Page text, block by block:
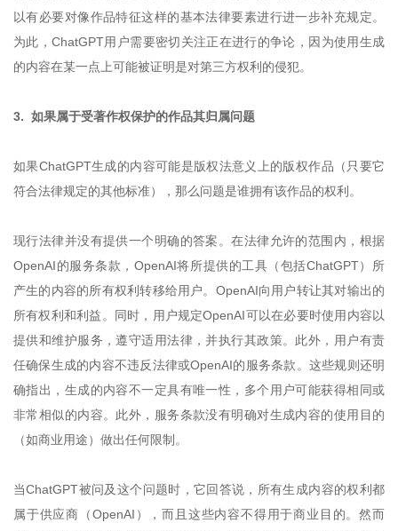
以有必要对像作品特征这样的基本法律要素进行进一步补充规定。
为此，ChatGPT用户需要密切关注正在进行的争论，因为使用生成
的内容在某一点上可能被证明是对第三方权利的侵犯。
3. 如果属于受著作权保护的作品其归属问题
如果ChatGPT生成的内容可能是版权法意义上的版权作品（只要它
符合法律规定的其他标准），那么问题是谁拥有该作品的权利。
现行法律并没有提供一个明确的答案。在法律允许的范围内，根据
OpenAI的服务条款，OpenAI将所提供的工具（包括ChatGPT）所
产生的内容的所有权利转移给用户。OpenAI向用户转让其对输出的
所有权利和利益。同时，用户规定OpenAI可以在必要时使用内容以
提供和维护服务，遵守适用法律，并执行其政策。此外，用户有责
任确保生成的内容不违反法律或OpenAI的服务条款。这些规则还明
确指出，生成的内容不一定具有唯一性，多个用户可能获得相同或
非常相似的内容。此外，服务条款没有明确对生成内容的使用目的
（如商业用途）做出任何限制。
当ChatGPT被问及这个问题时，它回答说，所有生成内容的权利都
属于供应商（OpenAI），而且这些内容不得用于商业目的。然而